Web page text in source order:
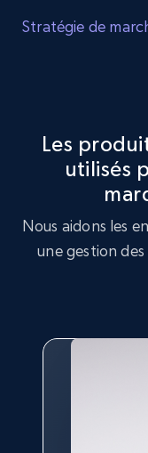
Identifier les
Stratégie de
les préférences des
Les
utilisés
Nous aidons les
une gestion